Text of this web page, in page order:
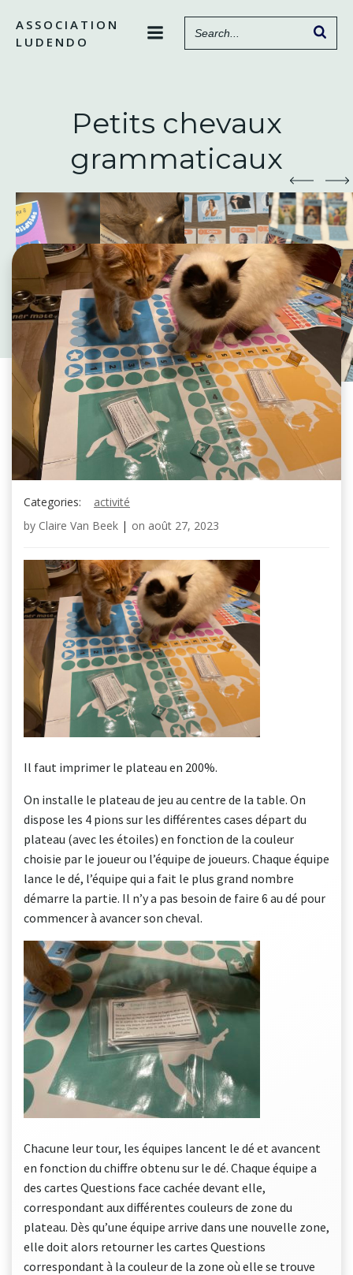
contenu
ASSOCIATION
LUDENDO
Petits chevaux
grammaticaux
Categories:
activité
by Claire Van Beek | on août 27, 2023
Il faut imprimer le plateau en 200%.
On installe le plateau de jeu au centre de la table. On
dispose les 4 pions sur les différentes cases départ du
plateau (avec les étoiles) en fonction de la couleur
choisie par le joueur ou l’équipe de joueurs. Chaque équipe
lance le dé, l’équipe qui a fait le plus grand nombre
démarre la partie. Il n’y a pas besoin de faire 6 au dé pour
commencer à avancer son cheval.
Chacune leur tour, les équipes lancent le dé et avancent
en fonction du chiffre obtenu sur le dé. Chaque équipe a
des cartes Questions face cachée devant elle,
correspondant aux différentes couleurs de zone du
plateau. Dès qu’une équipe arrive dans une nouvelle zone,
elle doit alors retourner les cartes Questions
correspondant à la couleur de la zone où elle se trouve